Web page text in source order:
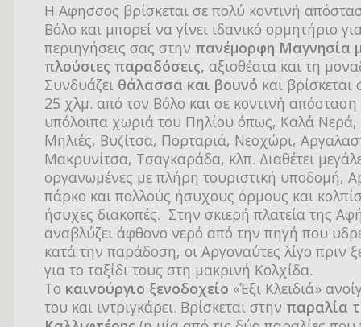
Η Αφησσος βρίσκεται σε πολύ κοντινή
Βόλο και μπορεί να γίνει ιδανικό ορμητήριο
περιηγήσεις σας στην πανέμορφη Μαγνησία
πλούσιες παραδόσεις, αξιοθέατα και τη
Συνδυάζει θάλασσα και βουνό και
25 χλμ. από τον Βόλο και σε κοντινή
υπόλοιπα χωριά του Πηλίου όπως, Καλά Νερά,
Μηλιές, Βυζίτσα, Πορταριά, Νεοχώρι,
Μακρυνίτσα, Τσαγκαράδα, κλπ. Διαθέτει
οργανωμένες με πλήρη τουριστική υποδομή,
πάρκο και πολλούς ήσυχους όρμους και
ήσυχες διακοπές. Στην σκιερή πλατεία της
αναβλύζει άφθονο νερό από την πηγή που
κατά την παράδοση, οι Αργοναύτες λίγο πριν
για το ταξίδι τους στη μακρινή Κολχίδα.
Το καινούργιο ξενοδοχείο «Έξι Κλειδιά»
του και ιντριγκάρει. Βρίσκεται στην παραλία